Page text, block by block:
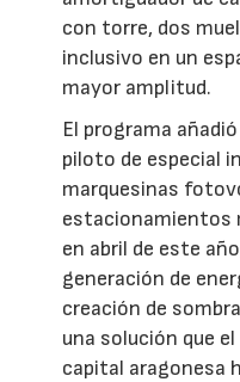
con torre, dos
inclusivo en un
mayor amplitud.
El programa
piloto de especial
marquesinas
estacionamientos
en abril de este
generación de
creación de
una solución que
capital aragonesa